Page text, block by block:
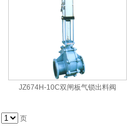
JZ674H-10C双闸板气锁出料阀
页